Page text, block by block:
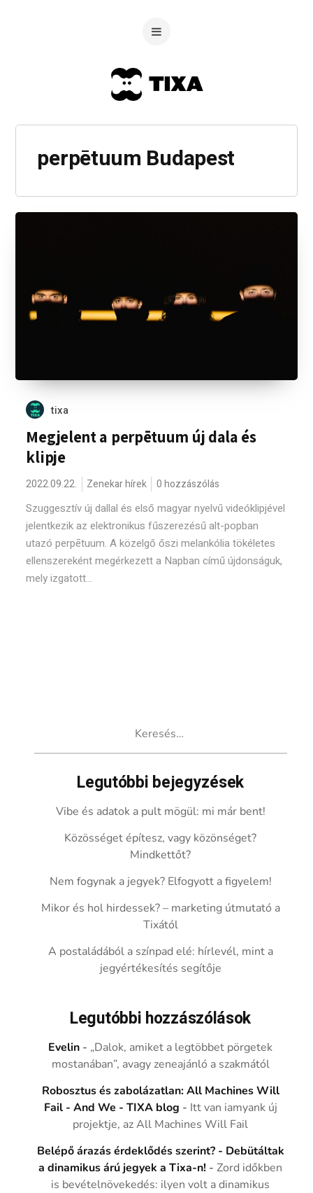
perpētuum Budapest
tixa
Megjelent a perpētuum új dala és
klipje
2022.09.22. Zenekar hírek 0 hozzászólás
Szuggesztív új dallal és első magyar nyelvű videóklipjével
jelentkezik az elektronikus fűszerezésű alt-popban
utazó perpētuum. A közelgő őszi melankólia tökéletes
ellenszereként megérkezett a Napban című újdonságuk,
mely izgatott...
Legutóbbi bejegyzések
Vibe és adatok a pult mögül: mi már bent!
Közösséget építesz, vagy közönséget?
Mindkettőt?
Nem fogynak a jegyek? Elfogyott a figyelem!
Mikor és hol hirdessek? – marketing útmutató a
Tixától
A postaládából a színpad elé: hírlevél, mint a
jegyértékesítés segítője
Legutóbbi hozzászólások
Evelin - „Dalok, amiket a legtöbbet pörgetek
mostanában”, avagy zeneajánló a szakmától
Robosztus és zabolázatlan: All Machines Will
Fail - And We - TIXA blog - Itt van iamyank új
projektje, az All Machines Will Fail
Belépő árazás érdeklődés szerint? - Debütáltak
a dinamikus árú jegyek a Tixa-n! -Zord időkben
is bevételnövekedés: ilyen volt a dinamikus